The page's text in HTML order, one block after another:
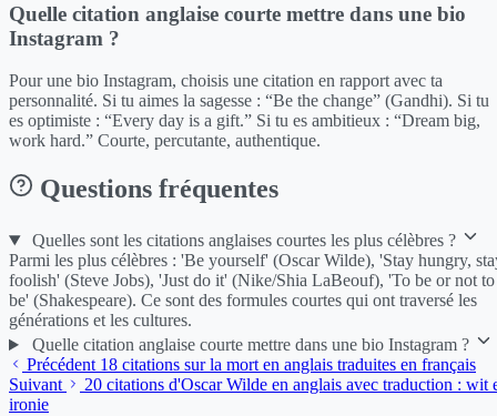
Quelle citation anglaise courte mettre dans une bio
Instagram ?
Pour une bio Instagram, choisis une citation en rapport avec ta
personnalité. Si tu aimes la sagesse : “Be the change” (Gandhi). Si tu
es optimiste : “Every day is a gift.” Si tu es ambitieux : “Dream big,
work hard.” Courte, percutante, authentique.
Questions fréquentes
Quelles sont les citations anglaises courtes les plus célèbres ?
Parmi les plus célèbres : 'Be yourself' (Oscar Wilde), 'Stay hungry,
foolish' (Steve Jobs), 'Just do it' (Nike/Shia LaBeouf), 'To be or not to
be' (Shakespeare). Ce sont des formules courtes qui ont traversé les
générations et les cultures.
Quelle citation anglaise courte mettre dans une bio Instagram ?
Précédent 18 citations sur la mort en anglais traduites en français
Suivant
20 citations d'Oscar Wilde en anglais avec traduction : wit
ironie